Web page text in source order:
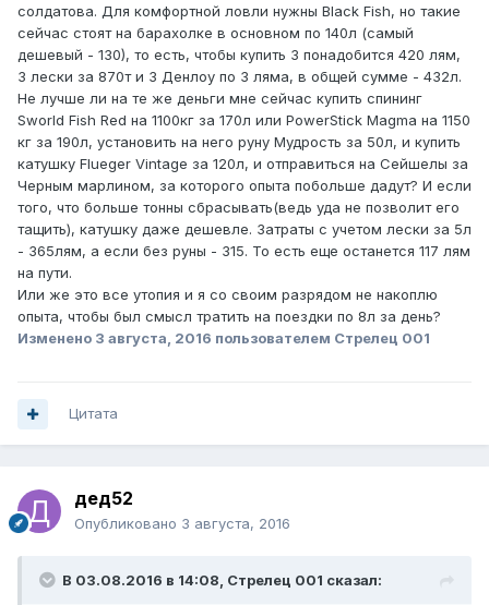
солдатова. Для комфортной ловли нужны Black Fish, но такие
сейчас стоят на барахолке в основном по 140л (самый
дешевый - 130), то есть, чтобы купить 3 понадобится 420 лям,
3 лески за 870т и 3 Денлоу по 3 ляма, в общей сумме - 432л.
Не лучше ли на те же деньги мне сейчас купить спининг
Sworld Fish Red на 1100кг за 170л или PowerStick Magma на 1150
кг за 190л, установить на него руну Мудрость за 50л, и купить
катушку Flueger Vintage за 120л, и отправиться на Сейшелы за
Черным марлином, за которого опыта побольше дадут? И если
того, что больше тонны сбрасывать(ведь уда не позволит его
тащить), катушку даже дешевле. Затраты с учетом лески за 5л
- 365лям, а если без руны - 315. То есть еще останется 117 лям
на пути.
Или же это все утопия и я со своим разрядом не накоплю
опыта, чтобы был смысл тратить на поездки по 8л за день?
Изменено 3 августа, 2016 пользователем Стрелец 001
Цитата
дед52
Опубликовано 3 августа, 2016
В 03.08.2016 в 14:08, Стрелец 001 сказал: